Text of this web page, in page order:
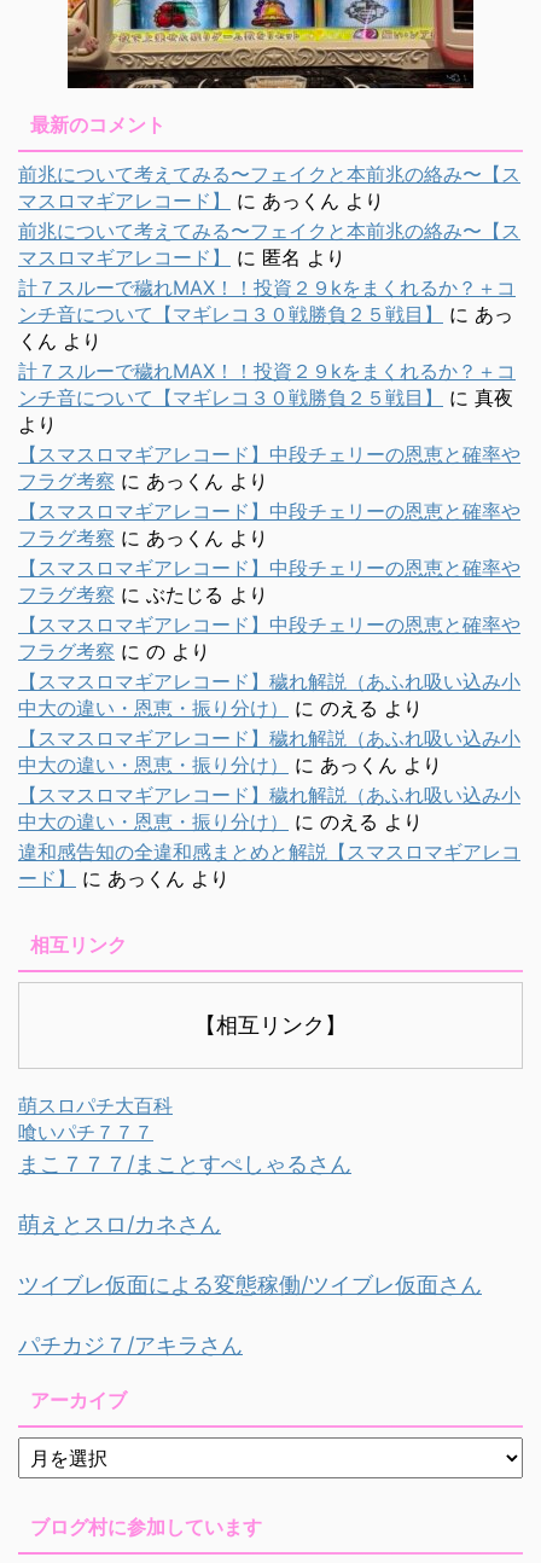
最新のコメント
前兆について考えてみる〜フェイクと本前兆の絡み〜【ス
マスロマギアレコード】
に あっくん より
前兆について考えてみる〜フェイクと本前兆の絡み〜【ス
マスロマギアレコード】
に 匿名 より
計７スルーで穢れMAX！！投資２９kをまくれるか？＋コ
ンチ音について【マギレコ３０戦勝負２５戦目】
に あっ
くん より
計７スルーで穢れMAX！！投資２９kをまくれるか？＋コ
ンチ音について【マギレコ３０戦勝負２５戦目】
に 真夜
より
【スマスロマギアレコード】中段チェリーの恩恵と確率や
フラグ考察 に あっくん より
【スマスロマギアレコード】中段チェリーの恩恵と確率や
フラグ考察 に あっくん より
【スマスロマギアレコード】中段チェリーの恩恵と確率や
フラグ考察 に ぶたじる より
【スマスロマギアレコード】中段チェリーの恩恵と確率や
フラグ考察 に の より
【スマスロマギアレコード】穢れ解説（あふれ吸い込み小
中大の違い・恩恵・振り分け）
に のえる より
【スマスロマギアレコード】穢れ解説（あふれ吸い込み小
中大の違い・恩恵・振り分け）
に あっくん より
【スマスロマギアレコード】穢れ解説（あふれ吸い込み小
中大の違い・恩恵・振り分け）
に のえる より
違和感告知の全違和感まとめと解説【スマスロマギアレコ
ード】
に あっくん より
相互リンク
【相互リンク】
萌スロパチ大百科
喰いパチ７７７
まこ７７７/まことすぺしゃるさん
萌えとスロ/カネさん
ツイブレ仮面による変態稼働/ツイブレ仮面さん
パチカジ７/アキラさん
アーカイブ
ブログ村に参加しています